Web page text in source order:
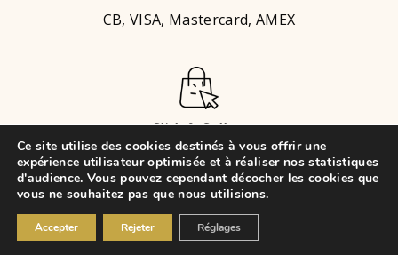
CB, VISA, Mastercard, AMEX
Click & Collect
BrignaisouChaponost
© 2021 • VK Évènements Cake
Ce site utilise des cookies destinés à vous offrir une
expérience utilisateur optimisée et à réaliser nos statistiques
d'audience. Vous pouvez cependant décocher les cookies que
vous ne souhaitez pas que nous utilisions.
Accepter Rejeter Réglages